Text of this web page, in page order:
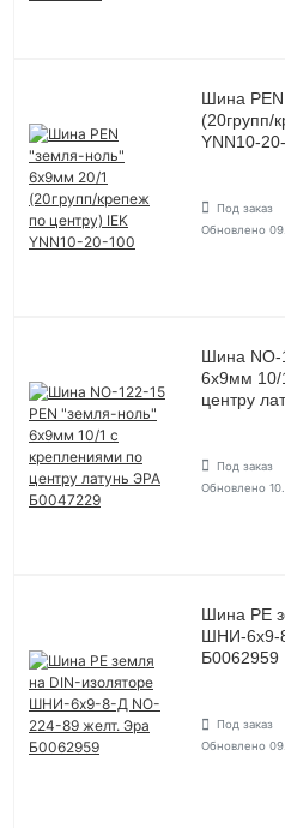
Шина
(20групп/
YNN10-
Под заказ
Обновлено
Шина NO-
6х9мм 10/
центру
Под заказ
Обновлено
Шина PE
ШНИ-6х9-
Б0062959
Под заказ
Обновлено